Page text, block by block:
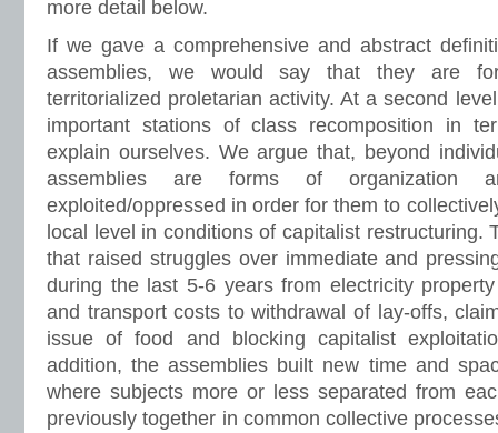
more detail below.
If we gave a comprehensive and abstract
assemblies, we would say that they are
territorialized proletarian activity. At a second
important stations of class recomposition in
explain ourselves. We argue that, beyond
assemblies are forms of organization
exploited/oppressed in order for them to
local level in conditions of capitalist restructuring.
that raised struggles over immediate and
during the last 5-6 years from electricity
and transport costs to withdrawal of lay-offs,
issue of food and blocking capitalist
addition, the assemblies built new time and
where subjects more or less separated from
previously together in common collective